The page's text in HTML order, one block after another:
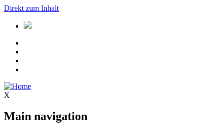
Direkt zum Inhalt
X
Main navigation